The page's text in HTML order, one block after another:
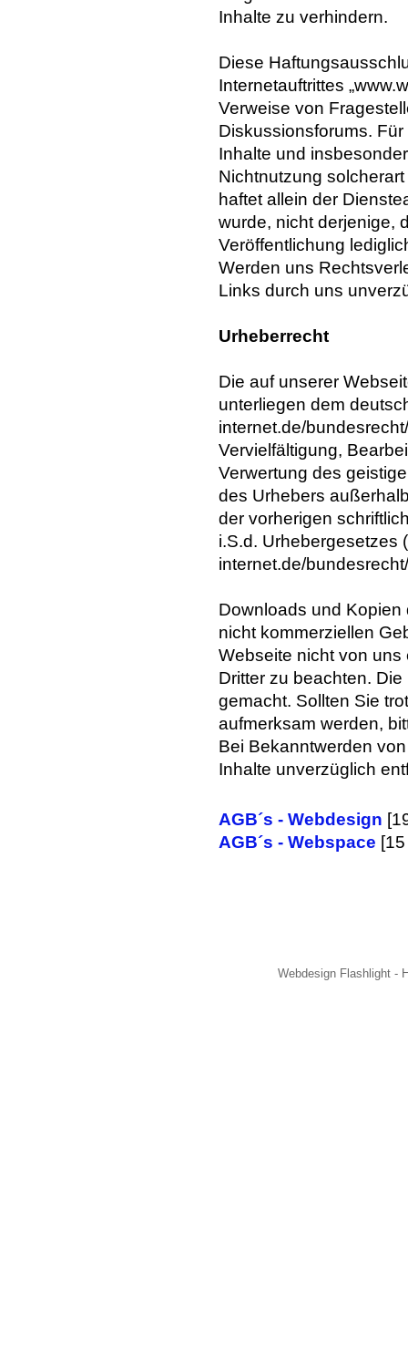
Inhalte zu verhindern.
Diese
Internetauftrittes
Verweise von
Diskussionsforums.
Inhalte und
Nichtnutzung
haftet allein der
wurde, nicht derjenige,
Veröffentlichung
Werden uns
Links durch uns
Urheberrecht
Die auf unserer
unterliegen dem
internet.de/
Vervielfältigung,
Verwertung des
des Urhebers
der vorherigen
i.S.d. Urhebergesetzes
internet.de/
Downloads und
nicht kommerziellen
Webseite nicht von uns
Dritter zu beachten.
gemacht. Sollten Sie
aufmerksam werden,
Bei Bekanntwerden
Inhalte unverzüglich
AGB´s - Webdesign
AGB´s - Webspace
Webdesign Flashlight -